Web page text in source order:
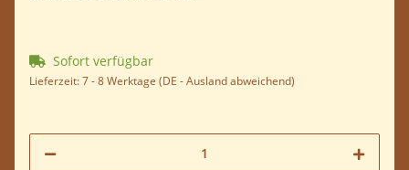
Sofort verfügbar
Lieferzeit:7 - 8 Werktage (DE - Ausland abweichend)